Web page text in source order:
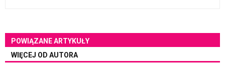
POWIĄZANE ARTYKUŁY
WIĘCEJ OD AUTORA